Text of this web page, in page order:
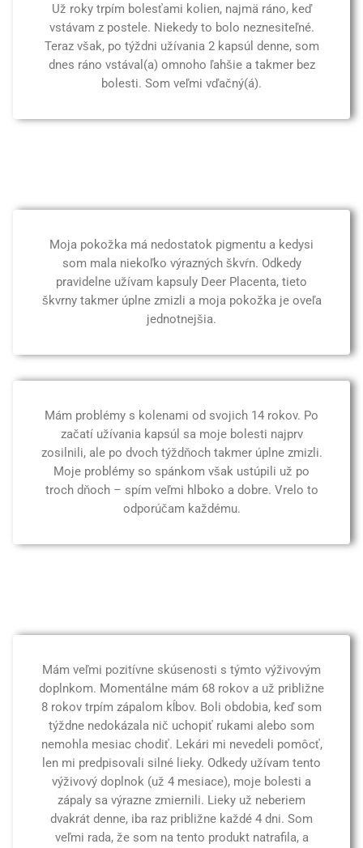
Už roky trpím bolesťami kolien, najmä ráno, keď
vstávam z postele. Niekedy to bolo neznesiteľné.
Teraz však, po týždni užívania 2 kapsúl denne, som
dnes ráno vstával(a) omnoho ľahšie a takmer bez
bolesti. Som veľmi vďačný(á).
Moja pokožka má nedostatok pigmentu a kedysi
som mala niekoľko výrazných škvŕn. Odkedy
pravidelne užívam kapsuly Deer Placenta, tieto
škvrny takmer úplne zmizli a moja pokožka je oveľa
jednotnejšia.
Mám problémy s kolenami od svojich 14 rokov. Po
začatí užívania kapsúl sa moje bolesti najprv
zosilnili, ale po dvoch týždňoch takmer úplne zmizli.
Moje problémy so spánkom však ustúpili už po
troch dňoch – spím veľmi hlboko a dobre. Vrelo to
odporúčam každému.
Mám veľmi pozitívne skúsenosti s týmto výživovým
doplnkom. Momentálne mám 68 rokov a už približne
8 rokov trpím zápalom kĺbov. Boli obdobia, keď som
týždne nedokázala nič uchopiť rukami alebo som
nemohla mesiac chodiť. Lekári mi nevedeli pomôcť,
len mi predpisovali silné lieky. Odkedy užívam tento
výživový doplnok (už 4 mesiace), moje bolesti a
zápaly sa výrazne zmiernili. Lieky už neberiem
dvakrát denne, iba raz približne každé 4 dni. Som
veľmi rada, že som na tento produkt natrafila, a